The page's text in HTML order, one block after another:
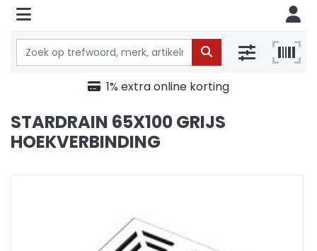
1% extra online korting
STARDRAIN 65X100 GRIJS
HOEKVERBINDING